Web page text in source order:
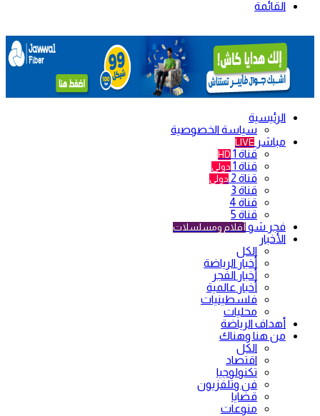
القائمة
الرئيسية
سياسة الخصوصية
مباشر LIVE
قناة 1 HD
قناة 1 دولي
قناة 2 دولي
قناة 3
قناة 4
قناة 5
فجر شو أفلام ومسلسلات
الأخبار
الكل
أخبار الرياضة
أخبار الفجر
أخبار عالمية
فلسطينيات
محليات
أهداف الرياضة
من هنا وهناك
الكل
اقتصاد
تكنولوجيا
فن وتلفزيون
قضايا
منوعات